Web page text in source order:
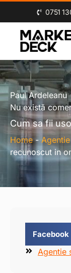
0‪751
Paul Ardeleanu
Nu există
Cum sa fii
Home-
recunoscut in
Agentie
Facebook